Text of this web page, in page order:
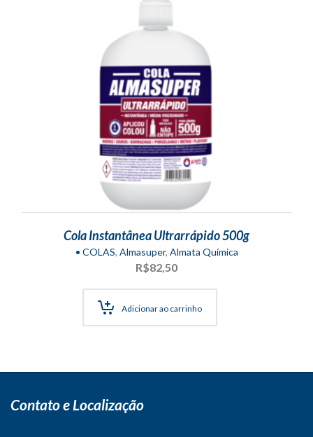
Cola Instantânea Ultrarrápido 500g
• COLAS, Almasuper, Almata Química
R$82,50
Adicionar ao carrinho
Contato e Localização